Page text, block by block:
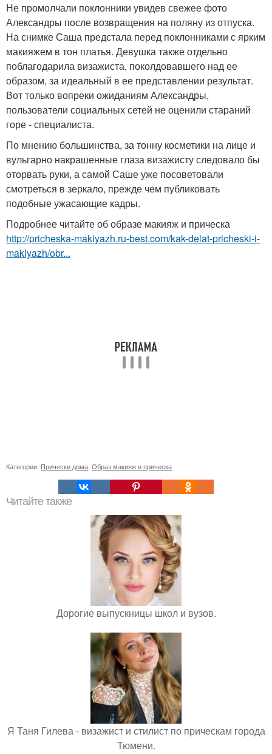
Не промолчали поклонники увидев свежее фото
Александры после возвращения на поляну из отпуска.
На снимке Саша предстала перед поклонниками с ярким
макияжем в тон платья. Девушка также отдельно
поблагодарила визажиста, поколдовавшего над ее
образом, за идеальный в ее представлении результат.
Вот только вопреки ожиданиям Александры,
пользователи социальных сетей не оценили стараний
горе - специалиста.
По мнению большинства, за тонну косметики на лице и
вульгарно накрашенные глаза визажисту следовало бы
оторвать руки, а самой Саше уже посоветовали
смотреться в зеркало, прежде чем публиковать
подобные ужасающие кадры.
Подробнее читайте об образе макияж и прическа
http://pricheska-makiyazh.ru-best.com/kak-delat-pricheski-i-
makiyazh/obr...
Категории: Прически дома Образ макияж и прическа
Читайте также
Дорогие выпускницы школ и вузов.
Я Таня Гилева - визажист и стилист по прическам города
Тюмени.